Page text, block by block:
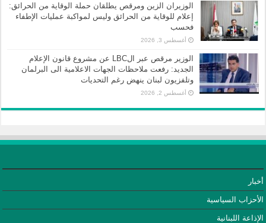
الوزيران الزين ومرقص يطلقان حملة الوقاية من الحرائق:
إعلام للوقاية من الحرائق وليس لمواكبة عمليات الإطفاء
فحسب
أغسطس 3, 2026
الوزير مرقص عبر الLBC عن مشروع قانون الإعلام
الجديد: رفعت ملاحظات الجهات الاعلامية الى البرلمان
وتلفزيون لبنان ينهض رغم التحديات
أغسطس 2, 2026
أخبار
الأحزاب السياسية
الإذاعة اللبنانية